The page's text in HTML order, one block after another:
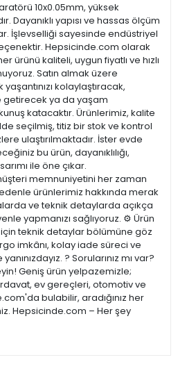
10x0.05mm, yüksek
Dayanıklı yapısı ve hassas ölçüm
İşlevselliği sayesinde endüstriyel
Hepsicinde.com olarak
ürünü kaliteli, uygun fiyatlı ve hızlı
Satın almak üzere
kolaylaştıracak,
getirecek ya da yaşam
katacaktır. Ürünlerimiz, kalite
seçilmiş, titiz bir stok ve kontrol
ulaştırılmaktadır. İster evde
bu ürün, dayanıklılığı,
ile öne çıkar.
memnuniyetini her zaman
ürünlerimiz hakkında merak
ve teknik detaylarda açıkça
yapmanızı sağlıyoruz. ⚙️ Ürün
teknik detaylar bölümüne göz
imkânı, kolay iade süreci ve
? Sorularınız mı var?
Geniş ürün yelpazemizle;
ev gereçleri, otomotiv ve
bulabilir, aradığınız her
Hepsicinde.com – Her şey